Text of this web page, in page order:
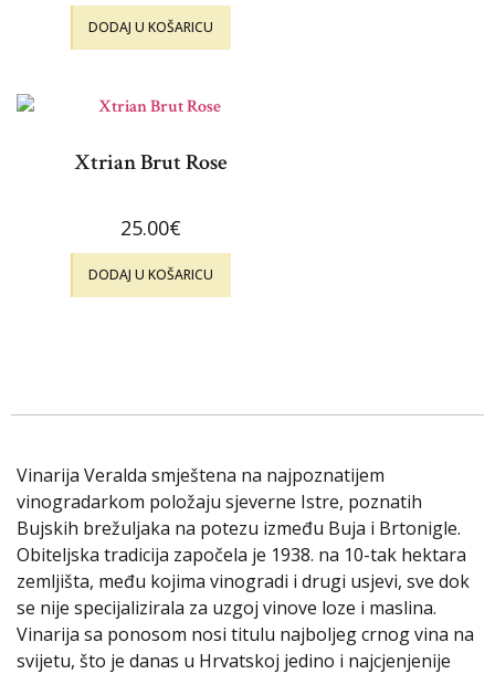
DODAJ U KOŠARICU
Xtrian Brut Rose
25.00€
DODAJ U KOŠARICU
Vinarija Veralda smještena na najpoznatijem
vinogradarkom položaju sjeverne Istre, poznatih
Bujskih brežuljaka na potezu između Buja i Brtonigle.
Obiteljska tradicija započela je 1938. na 10-tak hektara
zemljišta, među kojima vinogradi i drugi usjevi, sve dok
se nije specijalizirala za uzgoj vinove loze i maslina.
Vinarija sa ponosom nosi titulu najboljeg crnog vina na
svijetu, što je danas u Hrvatskoj jedino i najcjenjenije